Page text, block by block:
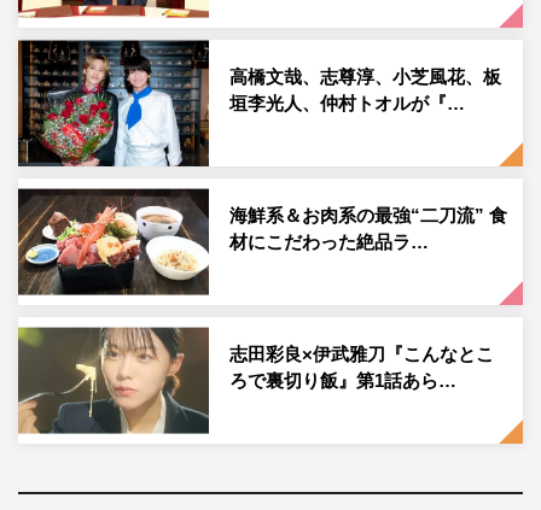
のお仕事をしている人間として、一つステップアップでき
るタイミングだなと思うので、こうしてレギュラーを務め
させていただけるということは本当にありがたいです。小
さい頃から「ゴチ」は拝見していました。一緒に値段予想
をしたり「僕の方が近い！」とか言いながら見ていたの
で、出演が決まったときはうれしかったです。
◆「ゴチになります！」の印象は？
出演者と視聴者の皆さんが一緒に楽しめる番組だと思いま
す。
見ている側も値段が分からないので、出演者が値段を予想
するタイミングで一緒に予想したり、結果を一緒になって
楽しめる感じがすごくすてきだなと思います。
高橋文哉、志尊淳、小芝風花、板
垣李光人、仲村トオルが『…
海鮮系＆お肉系の最強“二刀流” 食
材にこだわった絶品ラ…
志田彩良×伊武雅刀『こんなとこ
ろで裏切り飯』第1話あら…